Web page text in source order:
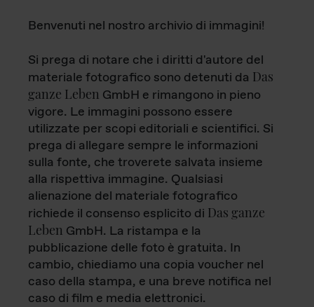
Benvenuti nel nostro archivio di immagini!
Si prega di notare che i diritti d'autore del
materiale fotografico sono detenuti da Das
ganze Leben GmbH e rimangono in pieno
vigore. Le immagini possono essere
utilizzate per scopi editoriali e scientifici. Si
prega di allegare sempre le informazioni
sulla fonte, che troverete salvata insieme
alla rispettiva immagine. Qualsiasi
alienazione del materiale fotografico
richiede il consenso esplicito di Das ganze
Leben GmbH. La ristampa e la
pubblicazione delle foto è gratuita. In
cambio, chiediamo una copia voucher nel
caso della stampa, e una breve notifica nel
caso di film e media elettronici.